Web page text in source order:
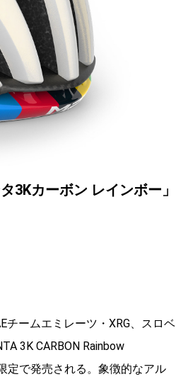
3Kカーボン レインボー」
ームエミレーツ・XRG、スロベ
3K CARBON Rainbow
定で発売される。象徴的なアル